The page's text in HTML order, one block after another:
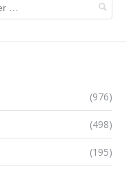
(976)
(498)
(195)